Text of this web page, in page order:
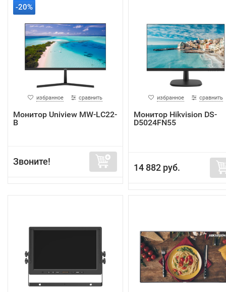
-20%
избранное сравнить
Монитор Uniview MW-LC22-
B
Звоните!
избранное сравнить
Монитор Hikvision DS-
D5024FN55
14 882 руб.